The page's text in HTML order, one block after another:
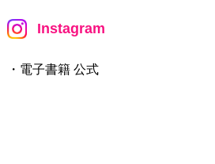
Instagram
・電子書籍 公式